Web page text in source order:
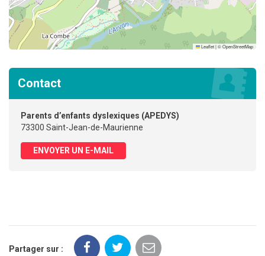
Leaflet|©OpenStreetMap
Contact
Parents d’enfants dyslexiques (APEDYS)
73300 Saint-Jean-de-Maurienne
ENVOYER UN E-MAIL
Partager sur :